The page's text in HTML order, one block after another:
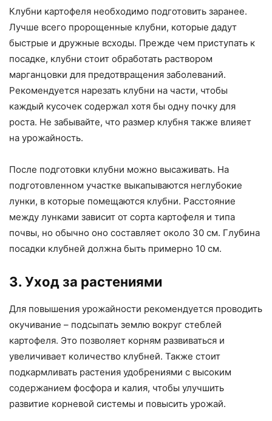
Клубни картофеля необходимо подготовить заранее.
Лучше всего пророщенные клубни, которые дадут
быстрые и дружные всходы. Прежде чем приступать к
посадке, клубни стоит обработать раствором
марганцовки для предотвращения заболеваний.
Рекомендуется нарезать клубни на части, чтобы
каждый кусочек содержал хотя бы одну почку для
роста. Не забывайте, что размер клубня также влияет
на урожайность.
После подготовки клубни можно высаживать. На
подготовленном участке выкапываются неглубокие
лунки, в которые помещаются клубни. Расстояние
между лунками зависит от сорта картофеля и типа
почвы, но обычно оно составляет около 30 см. Глубина
посадки клубней должна быть примерно 10 см.
3. Уход за растениями
Для повышения урожайности рекомендуется проводить
окучивание – подсыпать землю вокруг стеблей
картофеля. Это позволяет корням развиваться и
увеличивает количество клубней. Также стоит
подкармливать растения удобрениями с высоким
содержанием фосфора и калия, чтобы улучшить
развитие корневой системы и повысить урожай.